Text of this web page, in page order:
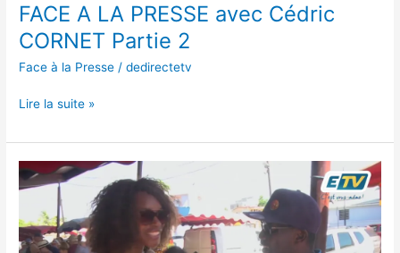
FACE A LA PRESSE avec Cédric
CORNET Partie 2
Face à la Presse /dedirectetv
Lire la suite »
ETV
en
commune,
le
musée